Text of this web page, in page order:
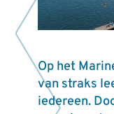
Op het
van straks
iedereen.